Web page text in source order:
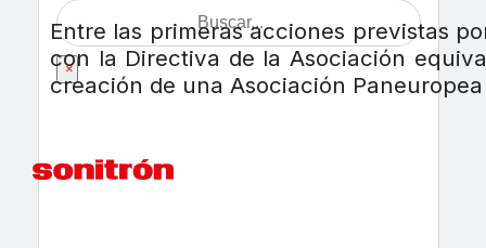
×
Entre las primeras acciones previstas
con la Directiva de la Asociación
creación de una Asociación